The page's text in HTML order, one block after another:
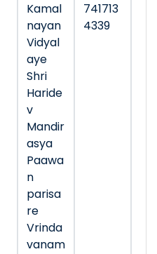
Kamal
nayan
Vidyal
aye
Shri
Haride
v
Mandir
asya
Paawa
n
parisa
re
Vrinda
vanam
741713
4339